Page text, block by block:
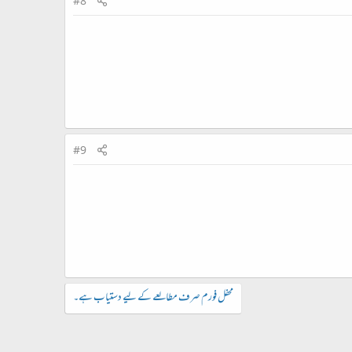
#9
محفل فورم صرف مطالعے کے لیے دستیاب ہے۔